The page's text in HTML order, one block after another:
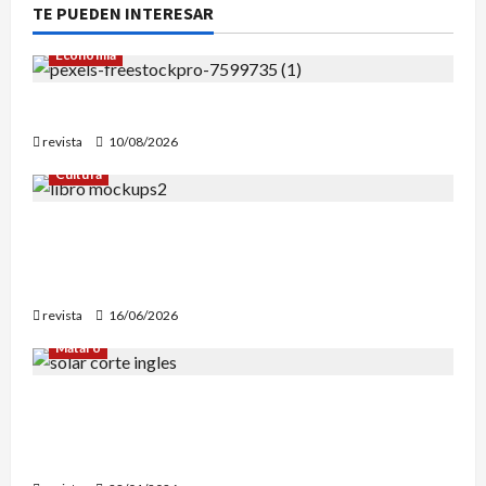
TE PUEDEN INTERESAR
Economia
revista
10/08/2026
Cultura
revista
16/06/2026
Mataró